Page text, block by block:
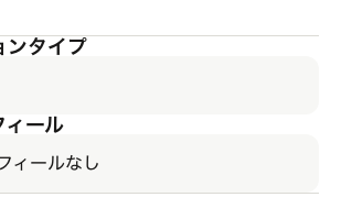
ンタイプ
ィール
ィールなし